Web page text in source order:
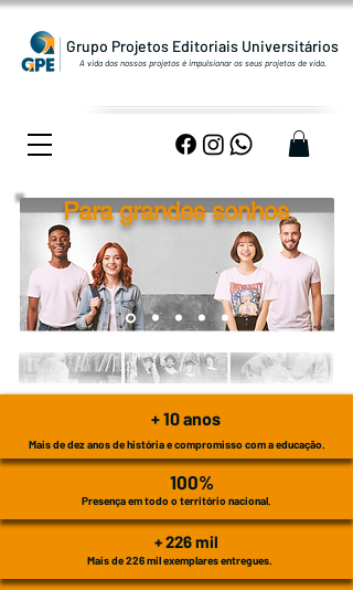
A vida dos nossos projetos é impulsionar os seus projetos de vida.
Grupo Projetos Editoriais Universitários
Para grandes sonhos
+ 10 anos
Mais de dez anos de história e compromisso com a educação.
100%
Presença em todo o território nacional.
+ 226 mil
Mais de 226 mil exemplares entregues.